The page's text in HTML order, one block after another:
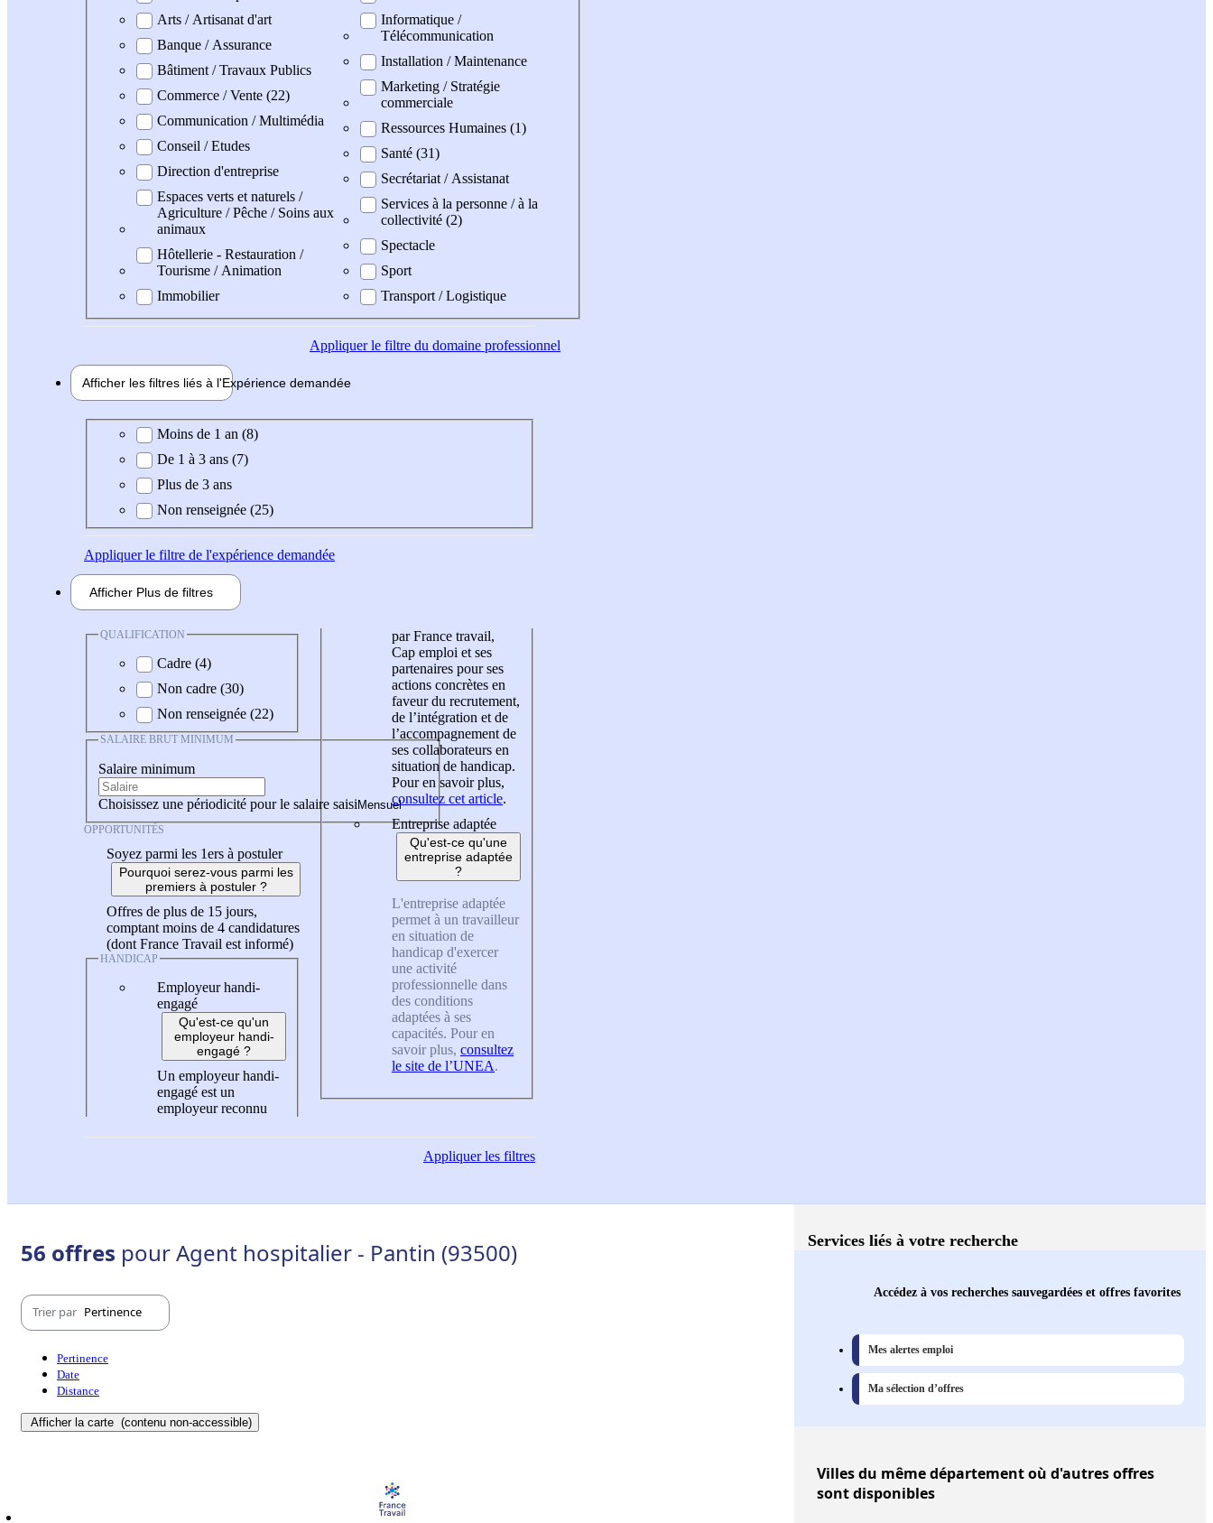
Arts / Artisanat d'art
Banque / Assurance
Bâtiment / Travaux Publics
Commerce / Vente (22)
Communication / Multimédia
Conseil / Etudes
Direction d'entreprise
Espaces verts et naturels /
Agriculture / Pêche / Soins aux
animaux
Hôtellerie - Restauration /
Tourisme / Animation
Immobilier
Informatique /
Télécommunication
Installation / Maintenance
Marketing / Stratégie
commerciale
Ressources Humaines (1)
Santé (31)
Secrétariat / Assistanat
Services à la personne / à la
collectivité (2)
Spectacle
Sport
Transport / Logistique
Appliquerle filtre du domaine professionnel
Afficher les filtres liés à l'Expérience demandée
Expérience demandée
Moins de 1 an (8)
De 1 à 3 ans (7)
Plus de 3 ans
Non renseignée (25)
Appliquerle filtre de l'expérience demandée
Afficher Plus de filtres
QUALIFICATION
Cadre (4)
Non cadre (30)
Non renseignée (22)
SALAIRE BRUT MINIMUM
Salaire minimum
Choisissez une périodicité pour le salaire saisi
OPPORTUNITÉS
Soyez parmi les 1ers à postuler
Pourquoi serez-vous parmi les
premiers à postuler ?
Offres de plus de 15 jours,
comptant moins de 4 candidatures
(dont France Travail est informé)
HANDICAP
Employeur handi-
engagé
Qu'est-ce qu'un
employeur handi-
engagé ?
Un employeur handi-
engagé est un
employeur reconnu
par France travail,
Cap emploi et ses
partenaires pour ses
actions concrètes en
faveur du recrutement,
de l’intégration et de
l’accompagnement de
ses collaborateurs en
situation de handicap.
Pour en savoir plus,
consultez cet article.
Entreprise adaptée
Qu'est-ce qu'une
entreprise adaptée
?
L'entreprise adaptée
permet à un travailleur
en situation de
handicap d'exercer
une activité
professionnelle dans
des conditions
adaptées à ses
capacités. Pour en
savoir plus, consultez
le site de l’UNEA.
Appliquerles filtres
56 offres pour Agent hospitalier - Pantin (93500)
Trier par Pertinence
Pertinence
Date
Distance
Afficher la carte (contenu non-accessible)
Services liés à votre recherche
Accédez à vos recherches sauvegardées et offres favorites
Mes alertes emploi
Ma sélection d’offres
Villesdu même département où d'autres offres
sont disponibles